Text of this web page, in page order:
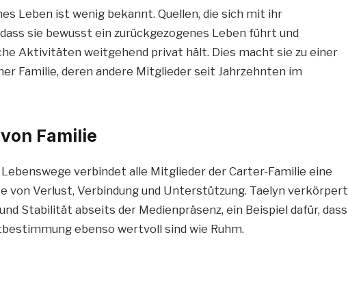
Leben ist wenig bekannt. Quellen, die sich mit ihr
sie bewusst ein zurückgezogenes Leben führt und
Aktivitäten weitgehend privat hält. Dies macht sie zu einer
Familie, deren andere Mitglieder seit Jahrzehnten im
Familie
verbindet alle Mitglieder der Carter-Familie eine
von Verlust, Verbindung und Unterstützung. Taelyn verkörpert
Stabilität abseits der Medienpräsenz, ein Beispiel dafür, dass
ebenso wertvoll sind wie Ruhm.